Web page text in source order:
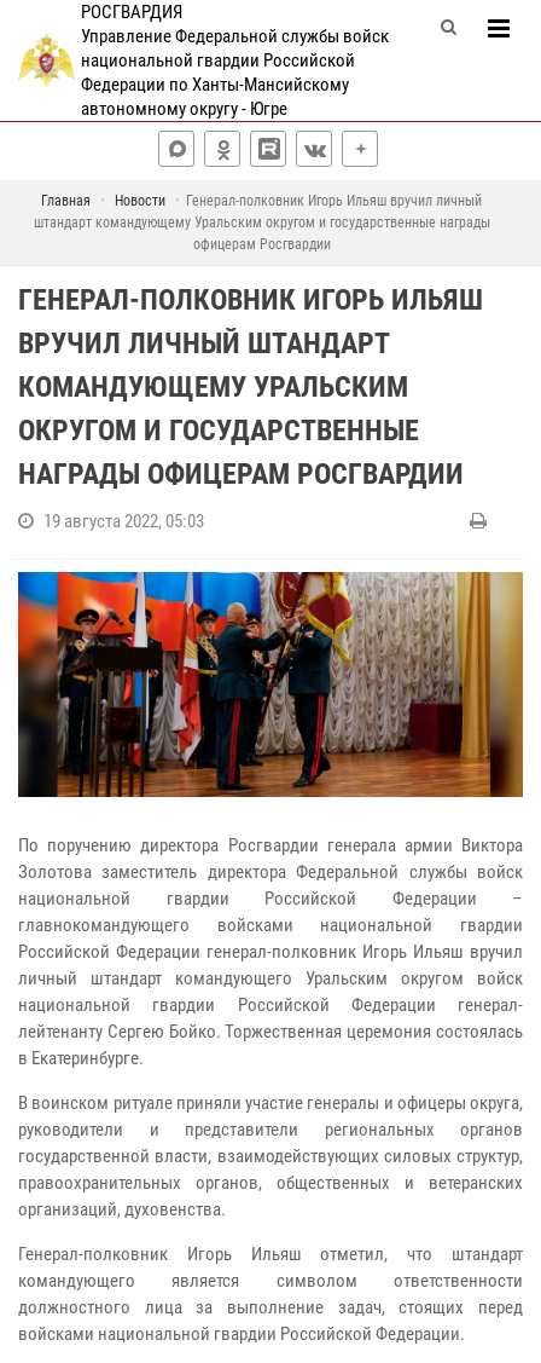
РОСГВАРДИЯ
Управление Федеральной службы войск
национальной гвардии Российской
Федерации по Ханты-Мансийскому
автономному округу - Югре
Главная Новости
Генерал-полковник Игорь Ильяш вручил личный
штандарт командующему Уральским округом и государственные награды
офицерам Росгвардии
ГЕНЕРАЛ-ПОЛКОВНИК ИГОРЬ ИЛЬЯШ
ВРУЧИЛ ЛИЧНЫЙ ШТАНДАРТ
КОМАНДУЮЩЕМУ УРАЛЬСКИМ
ОКРУГОМ И ГОСУДАРСТВЕННЫЕ
НАГРАДЫ ОФИЦЕРАМ РОСГВАРДИИ
19 августа 2022, 05:03
По поручению директора Росгвардии генерала армии Виктора
Золотова заместитель директора Федеральной службы войск
национальной гвардии Российской Федерации –
главнокомандующего войсками национальной гвардии
Российской Федерации генерал-полковник Игорь Ильяш вручил
личный штандарт командующего Уральским округом войск
национальной гвардии Российской Федерации генерал-
лейтенанту Сергею Бойко. Торжественная церемония состоялась
в Екатеринбурге.
В воинском ритуале приняли участие генералы и офицеры округа,
руководители и представители региональных органов
государственной власти, взаимодействующих силовых структур,
правоохранительных органов, общественных и ветеранских
организаций, духовенства.
Генерал-полковник Игорь Ильяш отметил, что штандарт
командующего является символом ответственности
должностного лица за выполнение задач, стоящих перед
войсками национальной гвардии Российской Федерации.